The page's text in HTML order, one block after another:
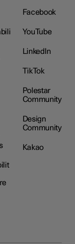
Facebook
YouTube
LinkedIn
TikTok
Polestar
Community
Design
Community
Kakao